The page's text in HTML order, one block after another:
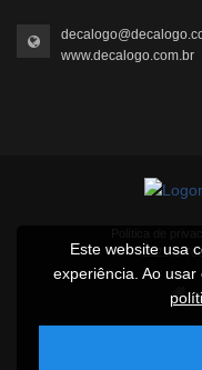
www.decalogo.com.br
2021 ©
Este website usa
experiência. Ao